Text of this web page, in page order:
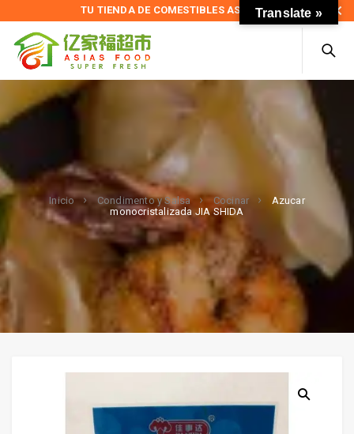
TU TIENDA DE COMESTIBLES ASIÁTICOS
Inicio Condimento y Salsa Cocinar
Azucar
monocristalizada JIA SHIDA
Translate »